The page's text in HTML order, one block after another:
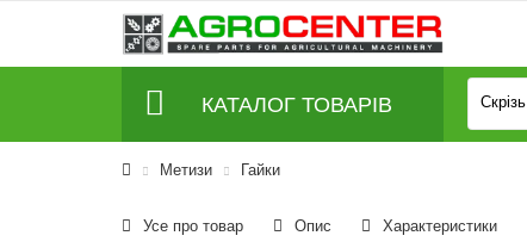
КАТАЛОГ ТОВАРІВ Скрізь
Метизи Гайки
Усе про товар Опис Характеристики